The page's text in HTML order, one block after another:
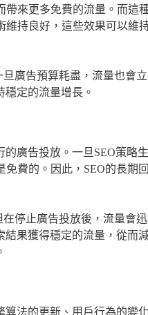
帶來更多免費的流量。而這
維持良好，這些效果可以維
廣告預算耗盡，流量也會
定的流量增長。
廣告投放。一旦SEO策略生
費的。因此，SEO的長期回
停止廣告投放後，流量會
結果獲得穩定的流量，從而
算法的更新、用戶行為的變化